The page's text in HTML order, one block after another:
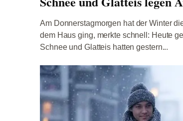
Am Donnerstagmorgen hat der Winter
dem Haus ging, merkte schnell: Heute
Schnee und Glatteis hatten gestern...